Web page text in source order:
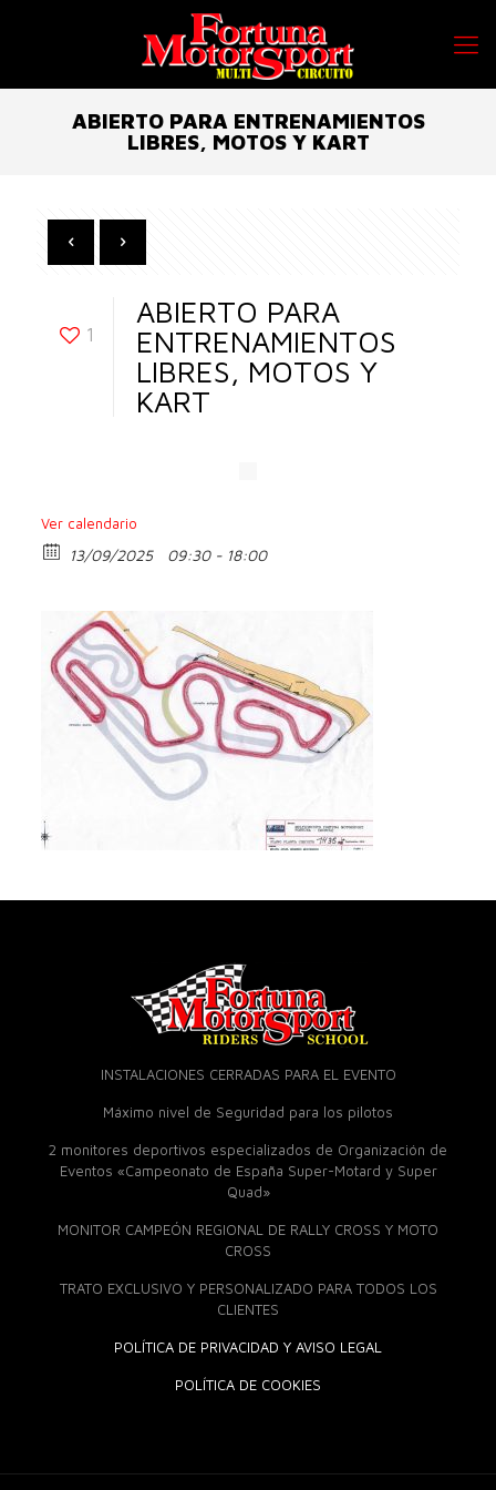
ABIERTO PARA ENTRENAMIENTOS
LIBRES, MOTOS Y KART
1
ABIERTO PARA
ENTRENAMIENTOS
LIBRES, MOTOS Y
KART
Ver calendario
13/09/2025 09:30 - 18:00
INSTALACIONES CERRADAS PARA EL EVENTO
Máximo nivel de Seguridad para los pilotos
2 monitores deportivos especializados de Organización de
Eventos «Campeonato de España Super-Motard y Super
Quad»
MONITOR CAMPEÓN REGIONAL DE RALLY CROSS Y MOTO
CROSS
TRATO EXCLUSIVO Y PERSONALIZADO PARA TODOS LOS
CLIENTES
POLÍTICA DE PRIVACIDAD Y AVISO LEGAL
POLÍTICA DE COOKIES